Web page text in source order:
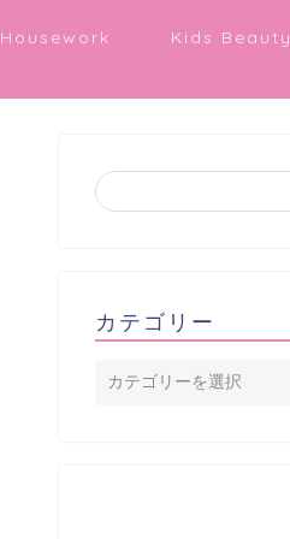
Housework Kids Beauty
カテゴリー